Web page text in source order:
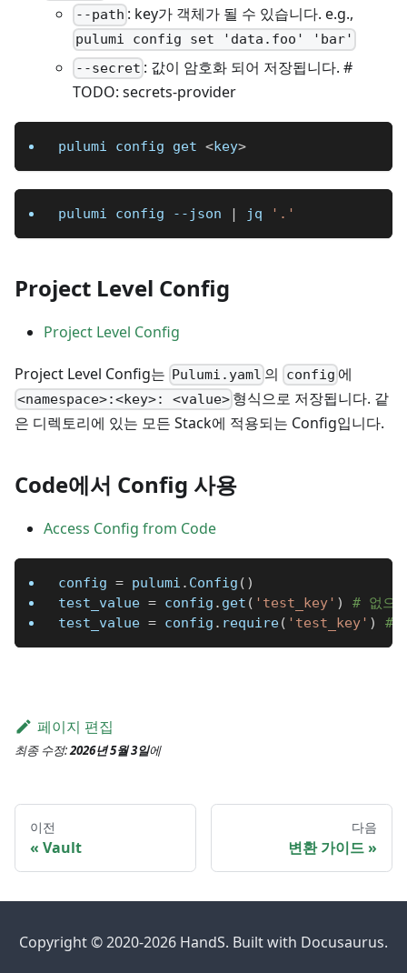
--path : key가 객체가 될 수 있습니다. e.g.,
pulumi config set 'data.foo' 'bar'
--secret : 값이 암호화 되어 저장됩니다. #
TODO: secrets-provider
pulumi config get <key>
pulumi config --json | jq '.'
Project Level Config
Project Level Config
Project Level Config는 Pulumi.yaml 의 config 에
<namespace>:<key>: <value> 형식으로 저장됩니다. 같
은 디렉토리에 있는 모든 Stack에 적용되는 Config입니다.
Code에서 Config 사용
Access Config from Code
config = pulumi . Config ( )
test_value = config . get ( 'test_key' )
# 없으
test_value = config . require( 'test_key' ) #
페이지 편집
최종 수정:2026년 5월 3일에
이전
Vault
다음
변환 가이드
Copyright © 2020-2026 HandS. Built with Docusaurus.